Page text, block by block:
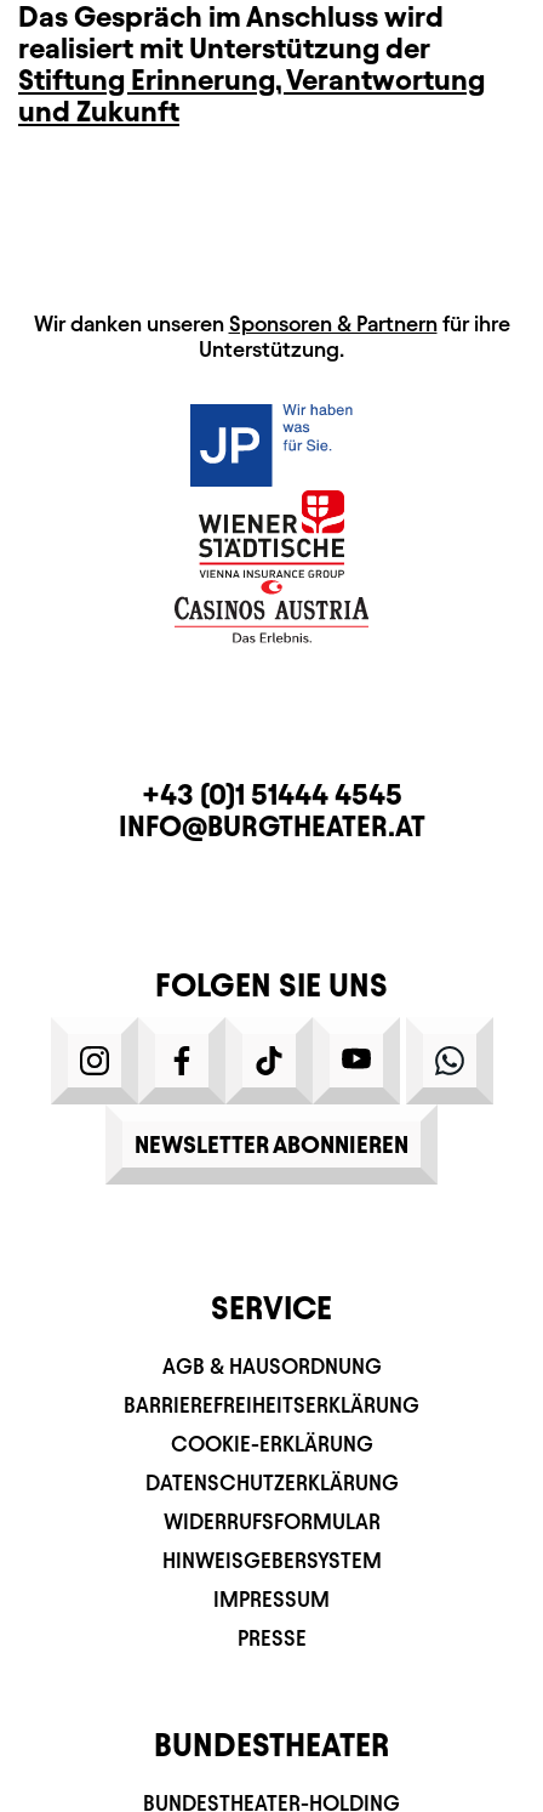
Das Gespräch im Anschluss wird
realisiert mit Unterstützung der
Stiftung Erinnerung, Verantwortung
und Zukunft
HAUPTSPONSOREN
Wir danken unseren Sponsoren & Partnernfür ihre
Unterstützung.
KONTAKTTELEFON
+43 (0)1 51444 4545
E-MAIL
INFO@BURGTHEATER.AT
FOLGEN SIE UNS
INSTAGRAMFACEBOOKTIKTOK YOUTUBE
NEWSLETTER ABONNIEREN
SERVICE
AGB & HAUSORDNUNG
BARRIEREFREIHEITSERKLÄRUNG
COOKIE-ERKLÄRUNG
DATENSCHUTZERKLÄRUNG
WIDERRUFSFORMULAR
HINWEISGEBERSYSTEM
IMPRESSUM
PRESSE
BUNDESTHEATER
BUNDESTHEATER-HOLDING